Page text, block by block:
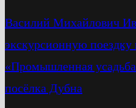
Василий Михайлович
экскурсионную
«Промышленная
посёлка Дубна